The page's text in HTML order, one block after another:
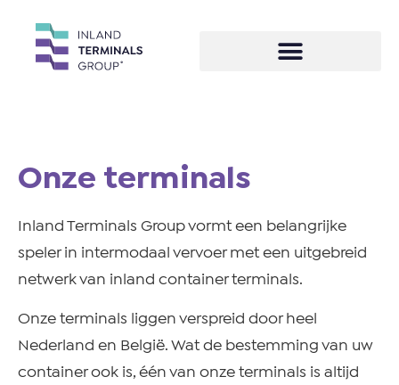
Onze terminals
Inland Terminals Group vormt een belangrijke
speler in intermodaal vervoer met een uitgebreid
netwerk van inland container terminals.
Onze terminals liggen verspreid door heel
Nederland en België. Wat de bestemming van uw
container ook is, één van onze terminals is altijd